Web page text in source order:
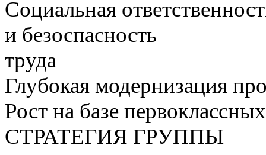
Социальная
и безоспасность
труда
Глубокая модернизация
Рост на базе
СТРАТЕГИЯ ГРУППЫ